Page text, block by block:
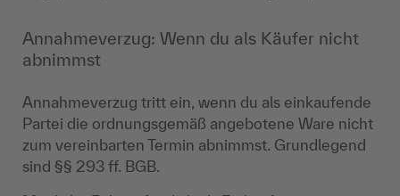
Annahmeverzug: Wenn du als Käufer nicht
abnimmst
Annahmeverzug tritt ein, wenn du als einkaufende
Partei die ordnungsgemäß angebotene Ware nicht
zum vereinbarten Termin abnimmst. Grundlegend
sind §§ 293 ff. BGB.